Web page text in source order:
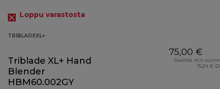
Loppu varastosta
TRIBLADEXL+
Triblade XL+ Hand
Blender
HBM60.002GY
75,00 €
Sisältää ALV-
15,24 €